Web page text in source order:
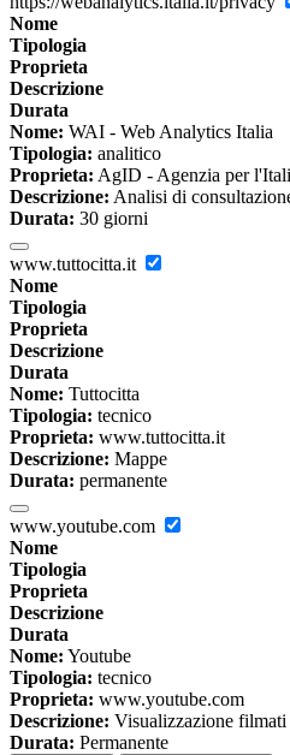
Nome
Tipologia
Proprieta
Descrizione
Durata
Nome: WAI - Web Analytics Italia
Tipologia: analitico
Proprieta: AgID - Agenzia per
Descrizione: Analisi di
Durata: 30 giorni
www.tuttocitta.it
Nome
Tipologia
Proprieta
Descrizione
Durata
Nome: Tuttocitta
Tipologia: tecnico
Proprieta: www.tuttocitta.it
Descrizione: Mappe
Durata: permanente
www.youtube.com
Nome
Tipologia
Proprieta
Descrizione
Durata
Nome: Youtube
Tipologia: tecnico
Proprieta: www.youtube.com
Descrizione: Visualizzazione filmati
Durata: Permanente